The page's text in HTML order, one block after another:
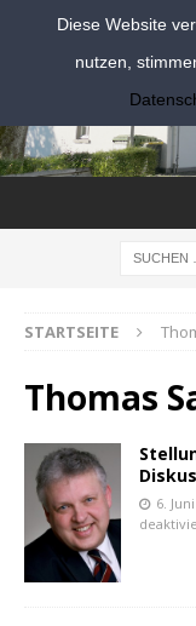
STARTSEITE
Thomas
6.
Diese Website
nutzen,